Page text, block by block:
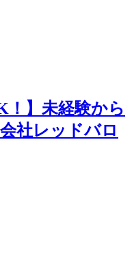
！】未経験から
社レッドバロ